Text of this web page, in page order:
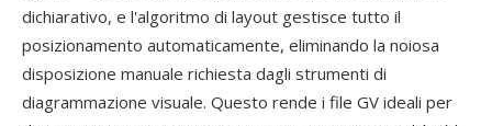
dichiarativo, e l'algoritmo di layout gestisce tutto il
posizionamento automaticamente, eliminando la noiosa
disposizione manuale richiesta dagli strumenti di
diagrammazione visuale. Questo rende i file GV ideali per